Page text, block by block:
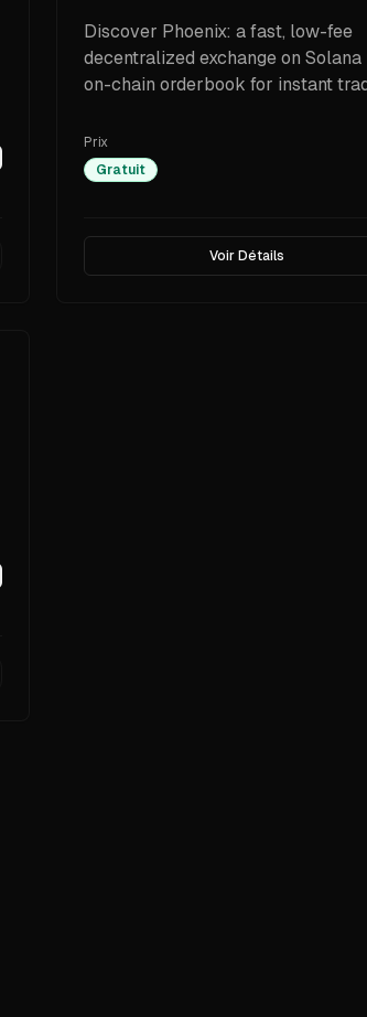
Discover Phoenix: a fast, low-fee
decentralized exchange on
on-chain orderbook for instant
Prix
Gratuit
Voir Détails